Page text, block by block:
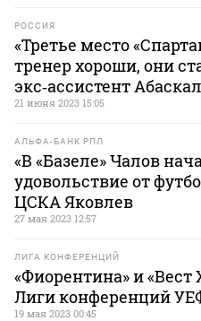
РОССИЯ
«Третье место
тренер хороши, они
экс‑ассистент
21 июня 2023 15:05
АЛЬФА-БАНК РПЛ
«В «Базеле» Чалов
удовольствие от
ЦСКА Яковлев
27 мая 2023 12:57
ЛИГА КОНФЕРЕНЦИЙ
«Фиорентина» и
Лиги конференций
19 мая 2023 00:45